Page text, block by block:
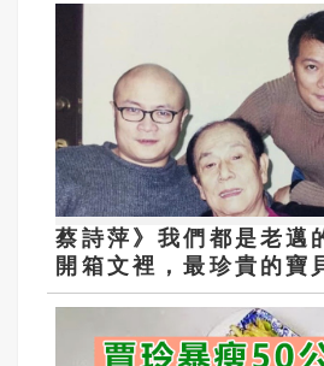
蔡詩萍》我們都是老邁
開箱文裡，最珍貴的寶